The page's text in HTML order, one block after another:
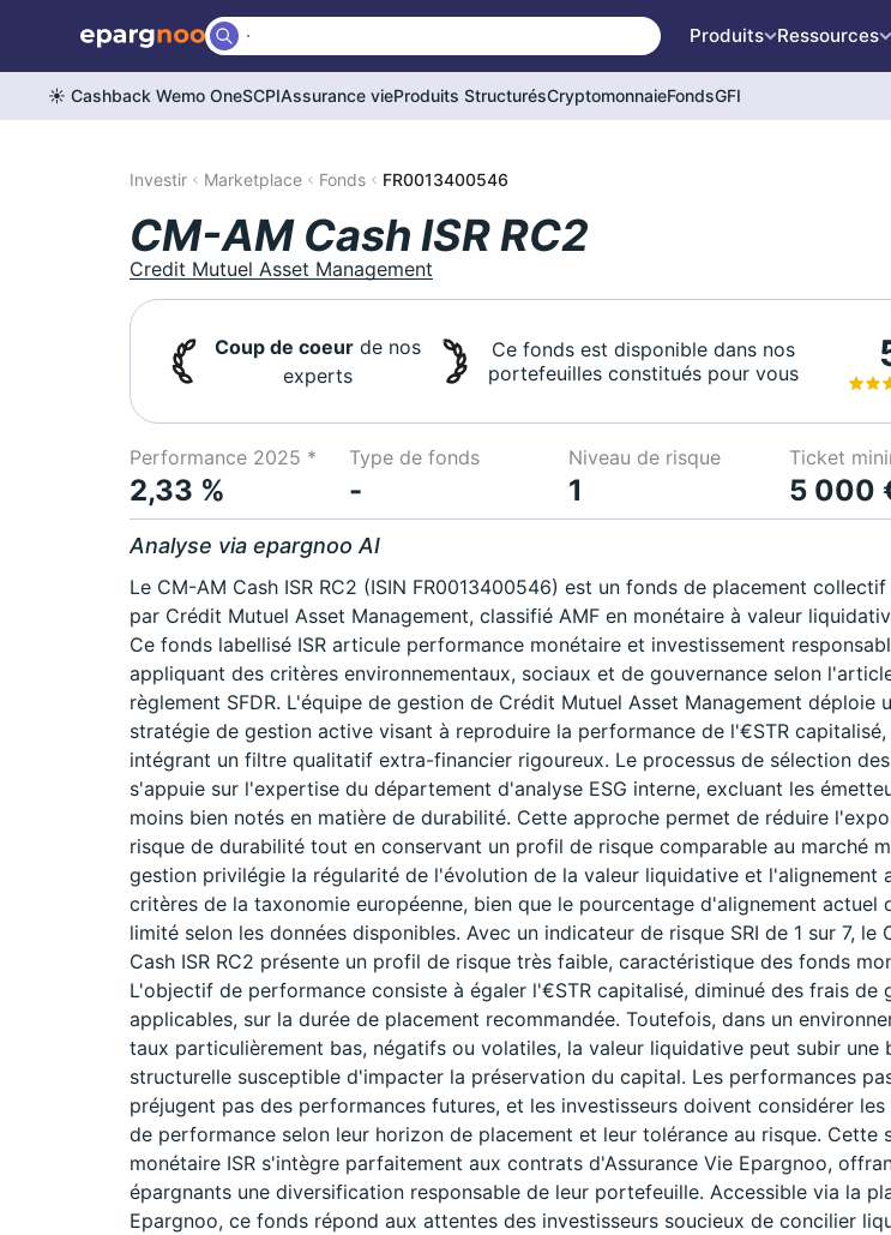
Produits Ressources
☀️ Cashback Wemo OneSCPIAssurance vieProduits StructurésCryptomonnaieFondsGFI
Investir Marketplace Fonds FR0013400546
CM-AM Cash ISR RC2
Credit Mutuel Asset Management
Coup de coeurde nos
experts
Ce fonds est disponible dans nos
portefeuilles constitués pour vous
Performance 2025 *
2,33 %
Type de fonds
-
Niveau de risque
1
Ticket
5 000
Analyse via epargnoo AI
Le CM-AM Cash ISR RC2 (ISIN FR0013400546) est un fonds de placement collectif
par Crédit Mutuel Asset Management, classifié AMF en monétaire à valeur
Ce fonds labellisé ISR articule performance monétaire et investissement
appliquant des critères environnementaux, sociaux et de gouvernance selon
règlement SFDR. L'équipe de gestion de Crédit Mutuel Asset Management déploie
stratégie de gestion active visant à reproduire la performance de l'€STR
intégrant un filtre qualitatif extra-financier rigoureux. Le processus de sélection
s'appuie sur l'expertise du département d'analyse ESG interne, excluant les
moins bien notés en matière de durabilité. Cette approche permet de réduire
risque de durabilité tout en conservant un profil de risque comparable au marché
gestion privilégie la régularité de l'évolution de la valeur liquidative et l'alignement
critères de la taxonomie européenne, bien que le pourcentage d'alignement actuel
limité selon les données disponibles. Avec un indicateur de risque SRI de 1 sur 7, le
Cash ISR RC2 présente un profil de risque très faible, caractéristique des fonds
L'objectif de performance consiste à égaler l'€STR capitalisé, diminué des frais de
applicables, sur la durée de placement recommandée. Toutefois, dans un
taux particulièrement bas, négatifs ou volatiles, la valeur liquidative peut subir une
structurelle susceptible d'impacter la préservation du capital. Les performances
préjugent pas des performances futures, et les investisseurs doivent considérer les
de performance selon leur horizon de placement et leur tolérance au risque. Cette
monétaire ISR s'intègre parfaitement aux contrats d'Assurance Vie Epargnoo,
épargnants une diversification responsable de leur portefeuille. Accessible via la
Epargnoo, ce fonds répond aux attentes des investisseurs soucieux de concilier